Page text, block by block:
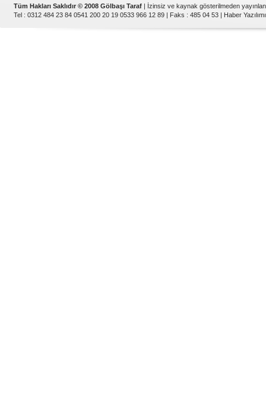
Tüm Hakları Saklıdır © 2008 Gölbaşı Taraf | İzinsiz ve kaynak gösterilmeden
Tel : 0312 484 23 84 0541 200 20 19 0533 966 12 89 | Faks : 485 04 53 | Haber Yazılımı